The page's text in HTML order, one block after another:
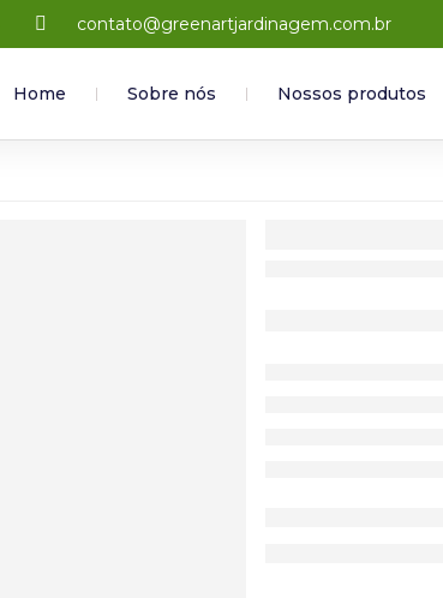
contato@greenartjardinagem.com.br
Home Sobre nós Nossos produtos